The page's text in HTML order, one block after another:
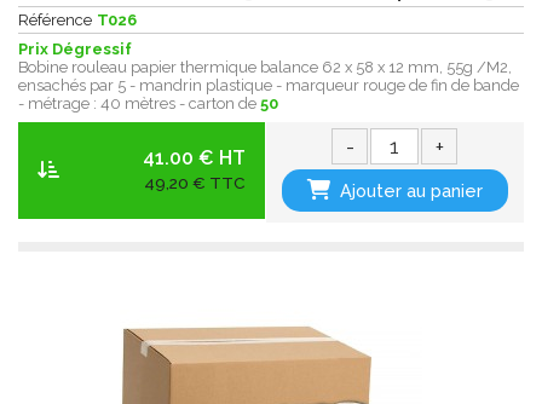
Référence T026
Prix Dégressif
Bobine rouleau papier thermique balance 62 x 58 x 12 mm, 55g /M2,
ensachés par 5 - mandrin plastique - marqueur rouge de fin de bande
- métrage : 40 mètres - carton de 50
41.00 € HT
49,20 € TTC
- +
Ajouter au panier